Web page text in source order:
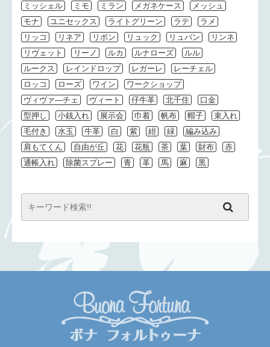
ミッシェル
ミモ ミラン メガネケース
メッシュ
モナ
ユニセックス ライトグリーン ラテ
ラメ
リッコ
リネア リボン リュック リュバン
リンネ
リヴェット
リーノ ルカ ルナローズ
ルル
ルークス
レインドロップ レガーレ
レーチェル
ロッコ
ローズ ワイン
ワークショップ
ヴィヴァ―チェ
ヴィート 仔牛革 北千住
口金
型押し
小銭入れ 展示会 巾着 帆布 帽子
束入れ
毛付き
水玉 牛革 白 紫 紺 緑
編み込み
肩もてくん
自由が丘 花 花瓶 茶 葉 財布
赤
通帳入れ
除菌スプレー 青 革 馬 麻 黒